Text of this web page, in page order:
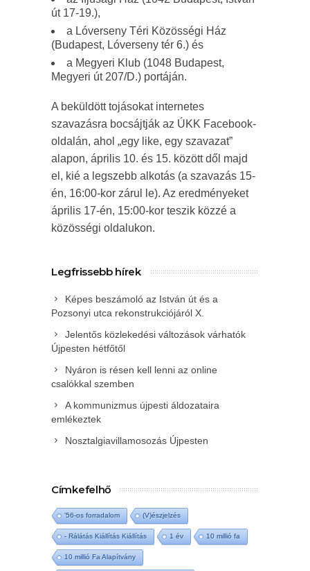
út 17-19.),
a Lóverseny Téri Közösségi Ház
(Budapest, Lóverseny tér 6.) és
a Megyeri Klub (1048 Budapest,
Megyeri út 207/D.) portáján.
A beküldött tojásokat internetes
szavazásra bocsájtják az ÚKK Facebook-
oldalán, ahol „egy like, egy szavazat”
alapon, április 10. és 15. között dől majd
el, kié a legszebb alkotás (a szavazás 15-
én, 16:00-kor zárul le). Az eredményeket
április 17-én, 15:00-kor teszik közzé a
közösségi oldalukon.
Legfrissebb hírek
Képes beszámoló az István út és a
Pozsonyi utca rekonstrukciójáról X.
Jelentős közlekedési változások várhatók
Újpesten hétfőtől
Nyáron is résen kell lenni az online
csalókkal szemben
A kommunizmus újpesti áldozataira
emlékeztek
Nosztalgiavillamosozás Újpesten
Címkefelhő
'56-os forradalom (V)észjelzés
- Rálátás Kiállítás Kiállítás 1 év 10 millió fa
10 millió Fa Alapítvány